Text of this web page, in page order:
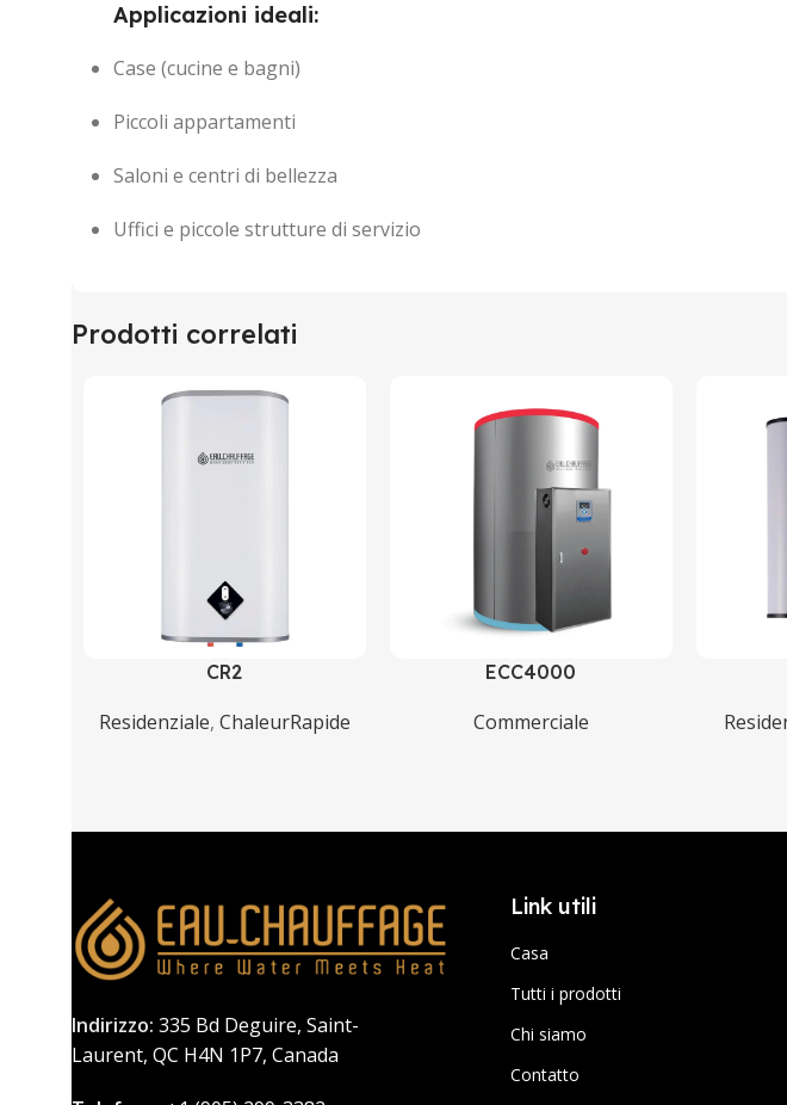
Applicazioni ideali:
Case (cucine e bagni)
Piccoli appartamenti
Saloni e centri di bellezza
Uffici e piccole strutture di servizio
Prodotti correlati
CR2
Residenziale, ChaleurRapide
ECC4000
Commerciale
Indirizzo: 335 Bd Deguire, Saint-
Laurent, QC H4N 1P7, Canada
Link utili
Casa
Tutti i prodotti
Chi siamo
Contatto